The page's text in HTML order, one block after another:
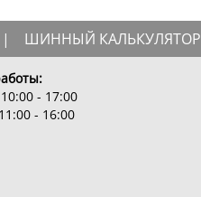
| ШИННЫЙ КАЛЬКУЛЯТОР
- 17:00
- 16:00